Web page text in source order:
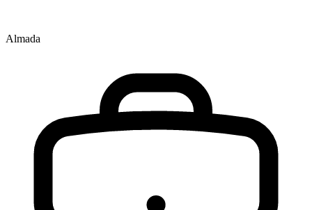
Almada